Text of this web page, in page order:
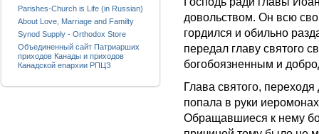
довольством. Он всю
гордился и обильно
передал главу святого
богобоязненным и
Глава святого,
попала в руки
Обращавшиеся к нему
Parishes-Church is Life (in Russian)
About Love, Marriage and Familty
Synod Supply - Orthodox Store
Объединенный сайт Патриарших
приходов Канады и приходов
Канадской епархии РПЦЗ